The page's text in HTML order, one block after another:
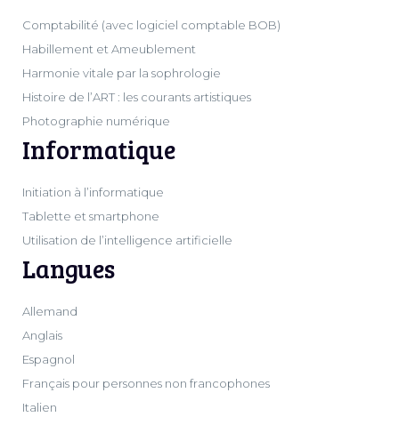
Comptabilité (avec logiciel comptable BOB)
Habillement et Ameublement
Harmonie vitale par la sophrologie
Histoire de l’ART : les courants artistiques
Photographie numérique
Informatique
Initiation à l’informatique
Tablette et smartphone
Utilisation de l’intelligence artificielle
Langues
Allemand
Anglais
Espagnol
Français pour personnes non francophones
Italien